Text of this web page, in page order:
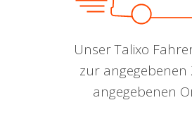
Unser Talixo
zur angegebenen
angegebenen